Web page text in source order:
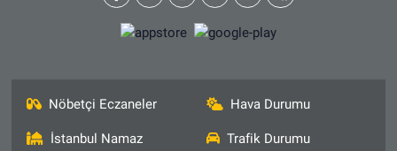
Nöbetçi Eczaneler Hava Durumu
İstanbul Namaz
Trafik Durumu